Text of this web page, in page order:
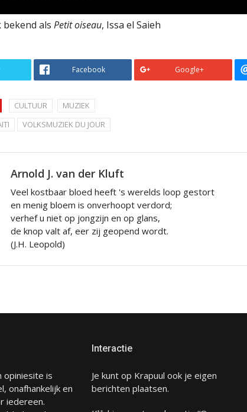
bekend als Petit oiseau, Issa el Saieh
Facebook Google+
CULTUUR
MUZIEK
VOLKSMUZIEK DU JOUR
Arnold J. van der Kluft
Veel kostbaar bloed heeft 's werelds loop gestort
en menig bloem is onverhoopt verdord;
verhef u niet op jongzijn en op glans,
de knop valt af, eer zij geopend wordt.
(J.H. Leopold)
opiniesite is
onafhankelijk en
iedereen.
Interactie
Je kunt op Krapuul ook je eigen
berichten plaatsen.